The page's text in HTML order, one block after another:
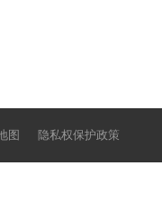
图 隐私权保护政策